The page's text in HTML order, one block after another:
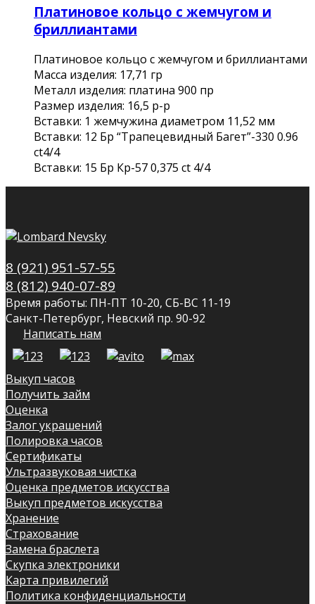
Платиновое кольцо с жемчугом и
бриллиантами
Платиновое кольцо с жемчугом и бриллиантами
Масса изделия: 17,71 гр
Металл изделия: платина 900 пр
Размер изделия: 16,5 р-р
Вставки: 1 жемчужина диаметром 11,52 мм
Вставки: 12 Бр “Трапецевидный Багет”-330 0.96
ct4/4
Вставки: 15 Бр Кр-57 0,375 ct 4/4
8 (921) 951-57-55
8 (812) 940-07-89
Время работы: ПН-ПТ 10-20, СБ-ВС 11-19
Санкт-Петербург, Невский пр. 90-92
Написать нам
Выкуп часов
Получить займ
Оценка
Залог украшений
Полировка часов
Сертификаты
Ультразвуковая чистка
Оценка предметов искусства
Выкуп предметов искусства
Хранение
Страхование
Замена браслета
Скупка электроники
Карта привилегий
Политика конфиденциальности